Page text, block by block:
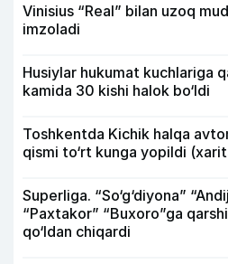
Vinisius “Real” bilan uzoq
imzoladi
Husiylar hukumat kuchlariga
kamida 30 kishi halok bo‘ldi
Toshkentda Kichik halqa
qismi to‘rt kunga yopildi
Superliga. “So‘g‘diyona”
“Paxtakor” “Buxoro”ga
qo‘ldan chiqardi